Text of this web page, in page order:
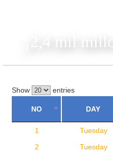
¡2,4 mil
Show entries
NO DAY
1 Tuesday
2
Tuesday